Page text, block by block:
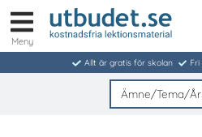
Meny
Allt är gratis för skolan
Ämne/Tema/